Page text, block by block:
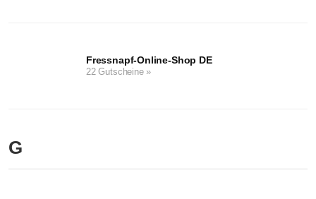
Fressnapf-Online-Shop DE
22 Gutscheine »
G